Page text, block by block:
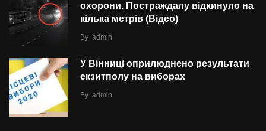
охорони. Постраждалу відкинуло на
кілька метрів (Відео)
By admin
У Вінниці оприлюднено результати
екзитполу на виборах
By admin